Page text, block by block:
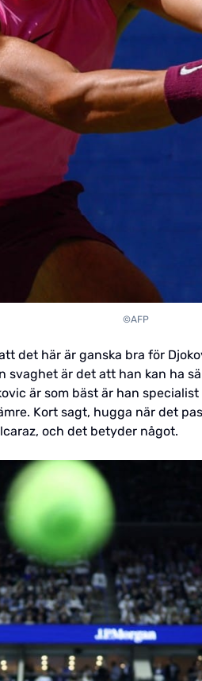
©AFP
det här är ganska bra för
svaghet är det att han kan ha
är som bäst är han
Kort sagt, hugga när det
och det betyder något.